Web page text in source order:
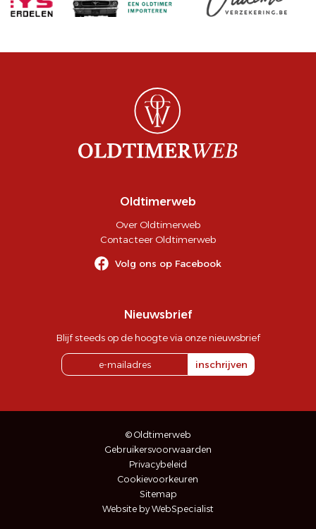
Oldtimerweb
Over Oldtimerweb
Contacteer Oldtimerweb
Volg ons op Facebook
Nieuwsbrief
Blijf steeds op de hoogte via onze nieuwsbrief
inschrijven
© Oldtimerweb
Gebruikersvoorwaarden
Privacybeleid
Cookievoorkeuren
Sitemap
Website by WebSpecialist